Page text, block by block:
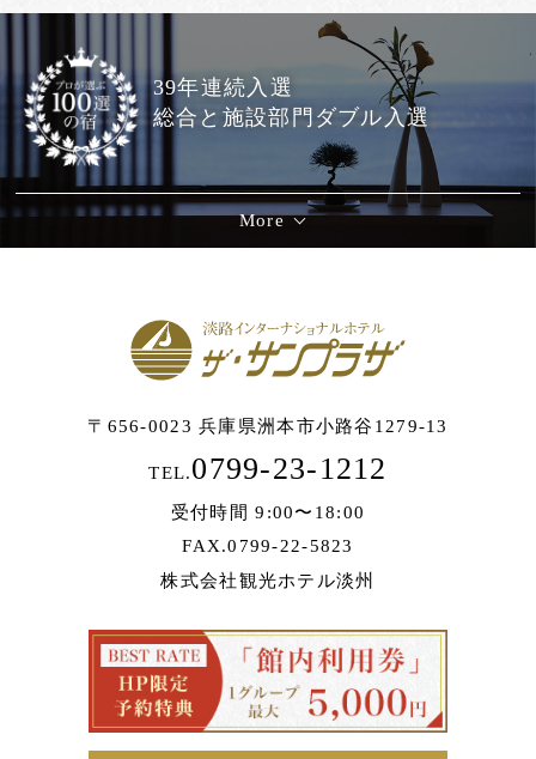
39年連続入選
総合と施設部門ダブル入選
More
〒656-0023 兵庫県洲本市小路谷1279-13
TEL.0799-23-1212
受付時間 9:00〜18:00
FAX.0799-22-5823
株式会社観光ホテル淡州